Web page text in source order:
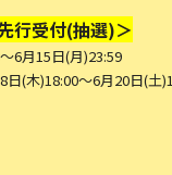
行受付(抽選)＞
6月15日(⽉)23:59
(⽊)18:00〜6月20日(⼟